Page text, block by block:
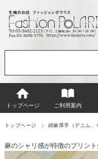
トップページ ご利用案内
トップページ 綿麻厚手（デニム、
麻のシャリ感が特徴のプリン